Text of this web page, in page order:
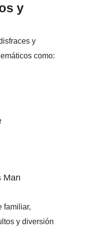
y
y
como:
Man
familiar,
y diversión